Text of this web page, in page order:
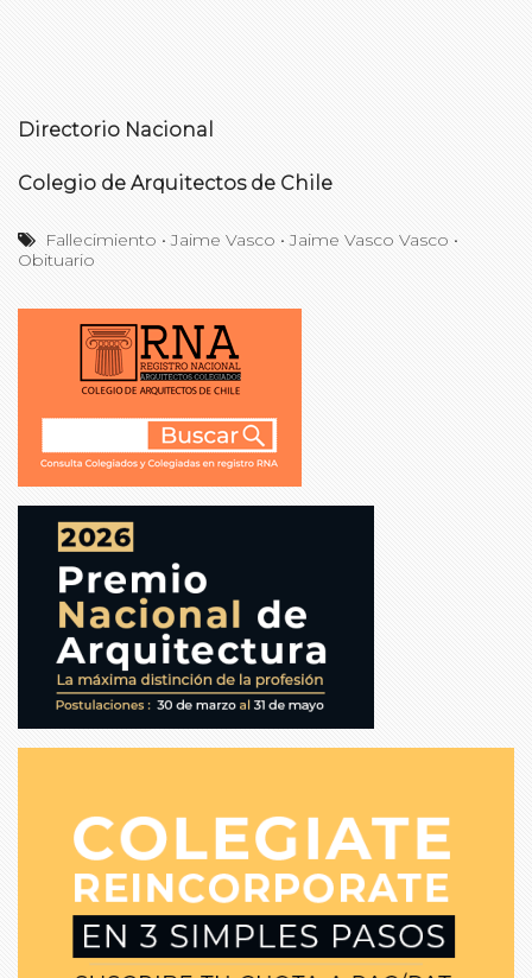
Directorio Nacional
Colegio de Arquitectos de Chile
Fallecimiento •Jaime Vasco •Jaime Vasco Vasco •
Obituario